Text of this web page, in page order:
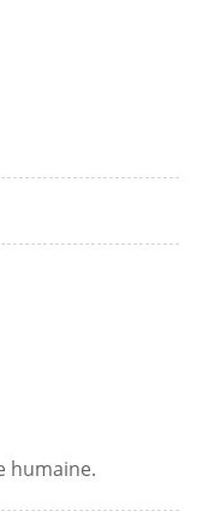
humaine.